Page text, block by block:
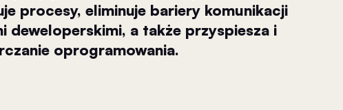
procesy, eliminuje bariery komunikacji
deweloperskimi, a także przyspiesza i
oprogramowania.